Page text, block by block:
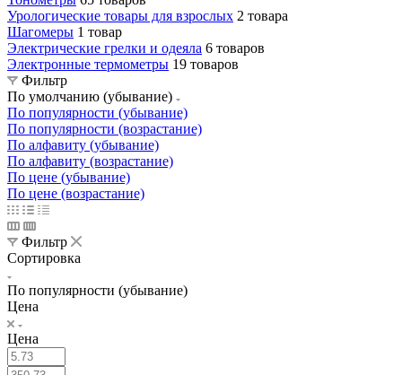
Урологические товары для взрослых 2 товара
Шагомеры 1 товар
Электрические грелки и одеяла 6 товаров
Электронные термометры 19 товаров
Фильтр
По умолчанию (убывание)
По популярности (убывание)
По популярности (возрастание)
По алфавиту (убывание)
По алфавиту (возрастание)
По цене (убывание)
По цене (возрастание)
Фильтр
Сортировка
По популярности (убывание)
Цена
Цена